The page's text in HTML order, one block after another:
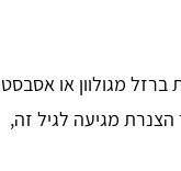
ברזל מגולוון או אסבסט
אורך חיים מוגבל (כ-30-50 שנה), וכאשר הצנרת מגיעה לגיל זה,